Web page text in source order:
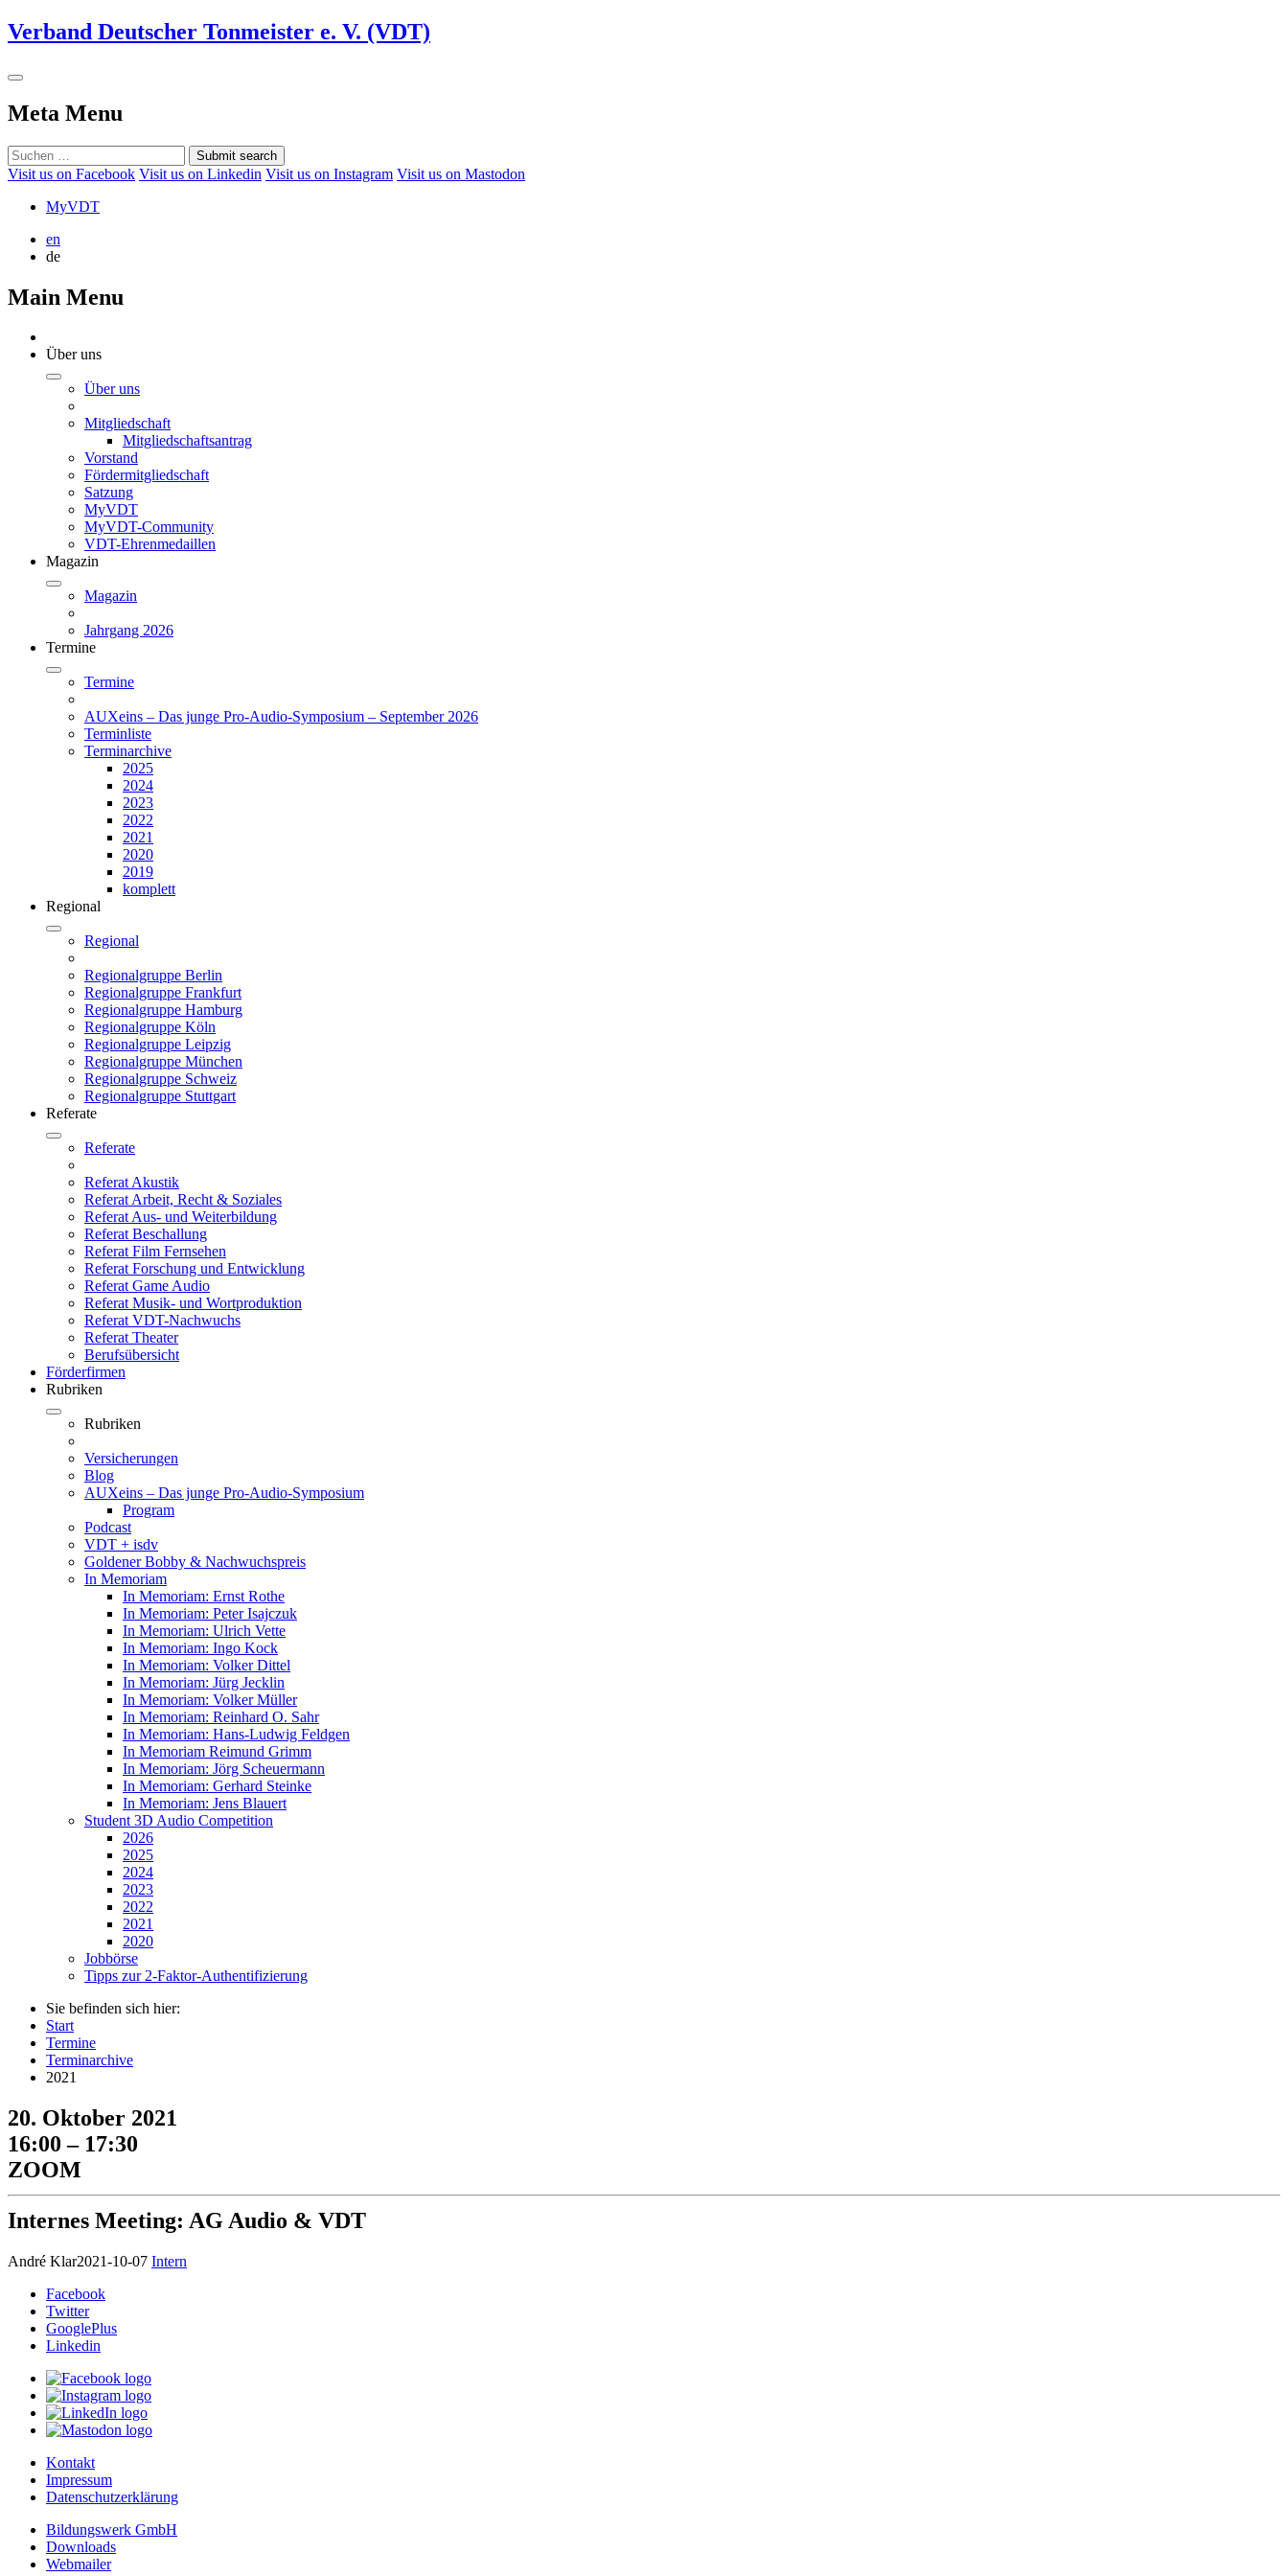
Verband Deutscher Tonmeister e. V. (VDT)
Meta Menu
Submit search
Visit us on Facebook Visit us on Linkedin Visit us on Instagram Visit us on Mastodon
MyVDT
en
de
Main Menu
Über uns
Über uns
Mitgliedschaft
Mitgliedschaftsantrag
Vorstand
Fördermitgliedschaft
Satzung
MyVDT
MyVDT-Community
VDT-Ehrenmedaillen
Magazin
Magazin
Jahrgang 2026
Termine
Termine
AUXeins – Das junge Pro-Audio-Symposium – September 2026
Terminliste
Terminarchive
2025
2024
2023
2022
2021
2020
2019
komplett
Regional
Regional
Regionalgruppe Berlin
Regionalgruppe Frankfurt
Regionalgruppe Hamburg
Regionalgruppe Köln
Regionalgruppe Leipzig
Regionalgruppe München
Regionalgruppe Schweiz
Regionalgruppe Stuttgart
Referate
Referate
Referat Akustik
Referat Arbeit, Recht & Soziales
Referat Aus- und Weiterbildung
Referat Beschallung
Referat Film Fernsehen
Referat Forschung und Entwicklung
Referat Game Audio
Referat Musik- und Wortproduktion
Referat VDT-Nachwuchs
Referat Theater
Berufsübersicht
Förderfirmen
Rubriken
Rubriken
Versicherungen
Blog
AUXeins – Das junge Pro-Audio-Symposium
Program
Podcast
VDT + isdv
Goldener Bobby & Nachwuchspreis
In Memoriam
In Memoriam: Ernst Rothe
In Memoriam: Peter Isajczuk
In Memoriam: Ulrich Vette
In Memoriam: Ingo Kock
In Memoriam: Volker Dittel
In Memoriam: Jürg Jecklin
In Memoriam: Volker Müller
In Memoriam: Reinhard O. Sahr
In Memoriam: Hans-Ludwig Feldgen
In Memoriam Reimund Grimm
In Memoriam: Jörg Scheuermann
In Memoriam: Gerhard Steinke
In Memoriam: Jens Blauert
Student 3D Audio Competition
2026
2025
2024
2023
2022
2021
2020
Jobbörse
Tipps zur 2-Faktor-Authentifizierung
Sie befinden sich hier:
Start
Termine
Terminarchive
2021
20. Oktober 2021
16:00 – 17:30
ZOOM
Internes Meeting: AG Audio & VDT
André Klar2021-10-07 Intern
Facebook
Twitter
GooglePlus
Linkedin
Kontakt
Impressum
Datenschutzerklärung
Bildungswerk GmbH
Downloads
Webmailer